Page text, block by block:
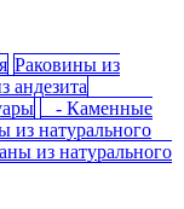
Раковины из
андезита
- Каменные
натурального
из натурального